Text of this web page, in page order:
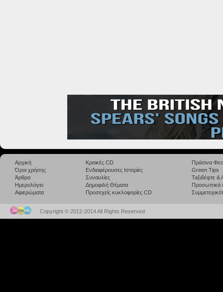
Αρχική
Όροι χρήσης
Άρθρα
Ημερολόγιο
Αφιερώματα
Κριτικές CD
Ενδιαφέρουσες Ιστορίες
Συναυλίες
Δημοφιλή Θέματα
Προσεχείς κυκλοφορίες CD
Πράσινα
Green Tips
Taξιδέψτε
Προσωπικά
Copyright © 2012-2014 All Rights Reserved